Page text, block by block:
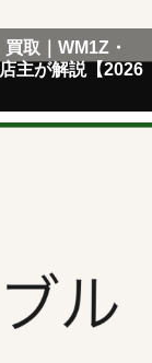
取｜WM1Z・
主が解説【2026